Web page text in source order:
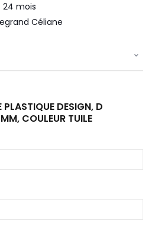
24 mois
Céliane
DESIGN, D
COULEUR TUILE